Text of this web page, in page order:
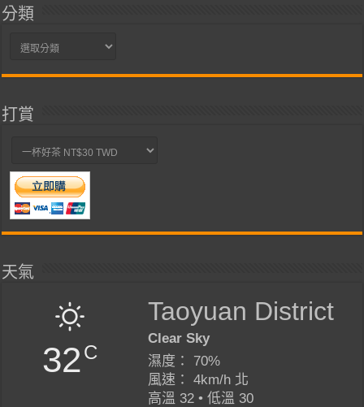
分類
分
打賞
天氣
32C
Taoyuan District
Clear Sky
濕度： 70%
風速： 4km/h 北
高溫 32 • 低溫 30